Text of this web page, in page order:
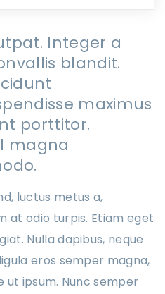
Integer a
blandit.
maximus
porttitor.
magna
luctus metus a,
at odio turpis. Etiam eget
Nulla dapibus, neque
eros semper magna,
ipsum. Nunc semper